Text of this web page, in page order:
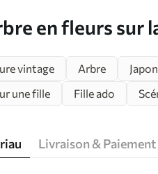
en fleurs sur
vintage Arbre
une fille Fille ado
Livraison & Paiement